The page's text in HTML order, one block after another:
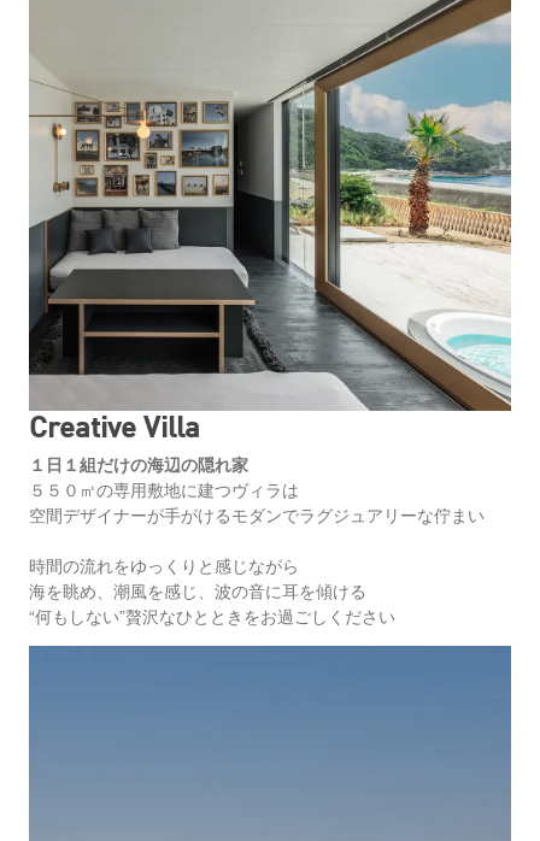
Creative Villa
１日１組だけの海辺の隠れ家
５５０㎡の専用敷地に建つヴィラは
空間デザイナーが手がけるモダンでラグジュアリーな佇まい
時間の流れをゆっくりと感じながら
海を眺め、潮風を感じ、波の音に耳を傾ける
“何もしない”贅沢なひとときをお過ごしください